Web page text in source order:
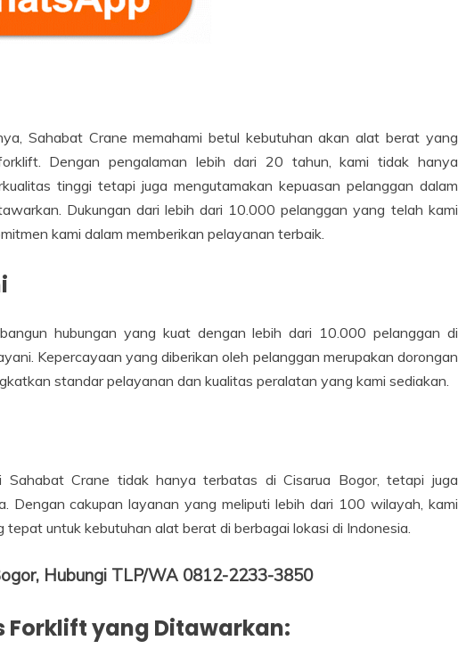
Sahabat Crane memahami betul kebutuhan akan alat berat yang
Dengan pengalaman lebih dari 20 tahun, kami tidak hanya
tinggi tetapi juga mengutamakan kepuasan pelanggan dalam
Dukungan dari lebih dari 10.000 pelanggan yang telah kami
kami dalam memberikan pelayanan terbaik.
hubungan yang kuat dengan lebih dari 10.000 pelanggan di
Kepercayaan yang diberikan oleh pelanggan merupakan dorongan
standar pelayanan dan kualitas peralatan yang kami sediakan.
Crane tidak hanya terbatas di Cisarua Bogor, tetapi juga
Dengan cakupan layanan yang meliputi lebih dari 100 wilayah, kami
tepat untuk kebutuhan alat berat di berbagai lokasi di Indonesia.
Hubungi TLP/WA 0812-2233-3850
Forklift yang Ditawarkan: